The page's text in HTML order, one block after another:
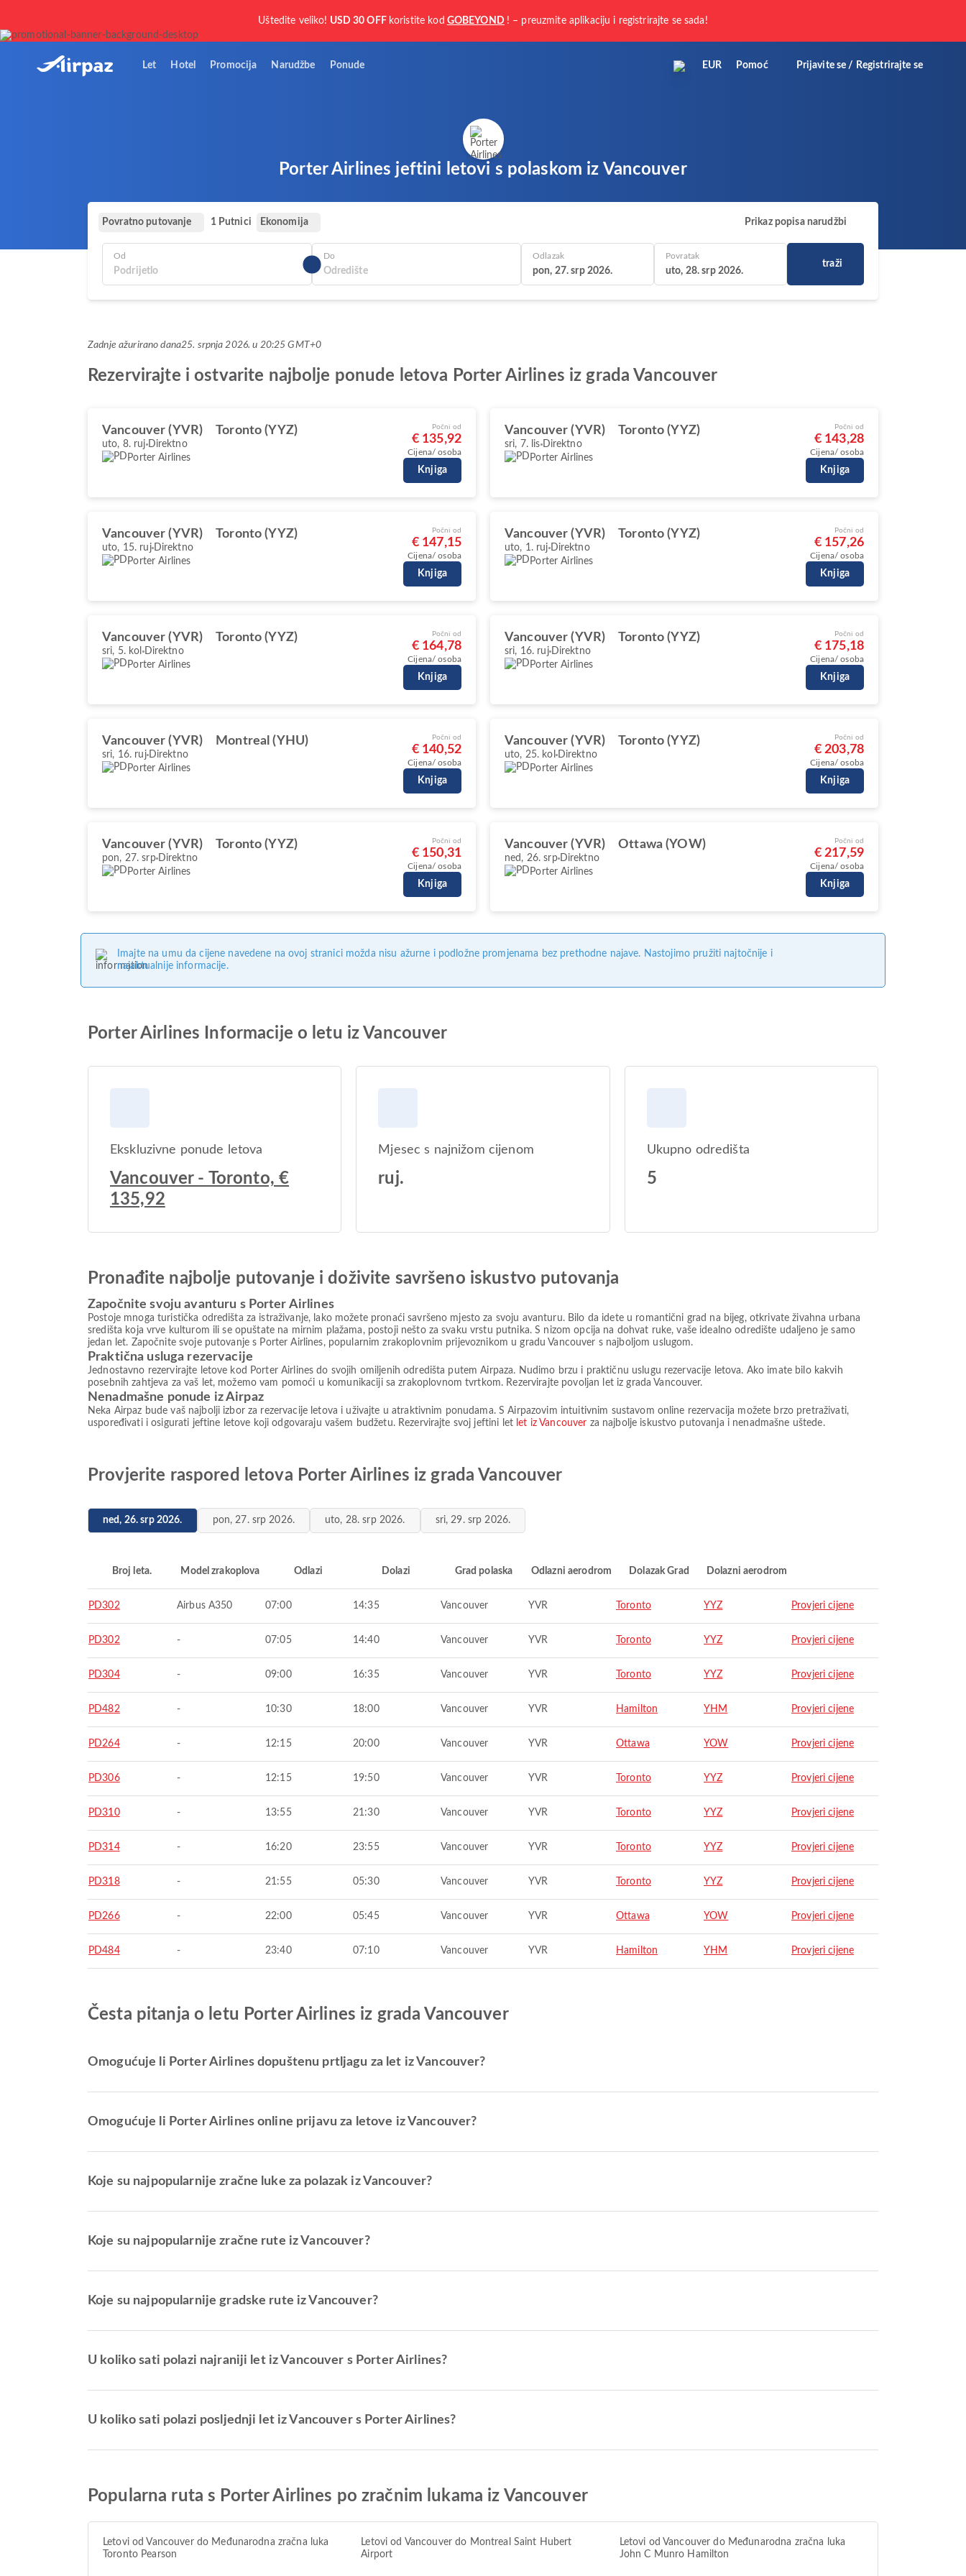
Uštedite veliko! USD 30 OFF koristite kod GOBEYOND ! – preuzmite aplikaciju i registrirajte se sada!
Let Hotel Promocija Narudžbe Ponude EUR Pomoć Prijavite se / Registrirajte se
Porter Airlines jeftini letovi s polaskom iz Vancouver
Povratno putovanje 1 Putnici Ekonomija Prikaz popisa narudžbi
Od Do Odlazak
pon, 27. srp 2026.
Povratak
uto, 28. srp 2026.
traži
Zadnje ažurirano dana25. srpnja 2026. u 20:25 GMT+0
Rezervirajte i ostvarite najbolje ponude letova Porter Airlines iz grada Vancouver
Vancouver (YVR) Toronto (YYZ)
uto, 8. ruj Direktno
Porter Airlines
Počni od
€ 135,92
Cijena/ osoba
Knjiga
Vancouver (YVR) Toronto (YYZ)
sri, 7. lis Direktno
Porter Airlines
Počni od
€ 143,28
Cijena/ osoba
Knjiga
Vancouver (YVR) Toronto (YYZ)
uto, 15. ruj Direktno
Porter Airlines
Počni od
€ 147,15
Cijena/ osoba
Knjiga
Vancouver (YVR) Toronto (YYZ)
uto, 1. ruj Direktno
Porter Airlines
Počni od
€ 157,26
Cijena/ osoba
Knjiga
Vancouver (YVR) Toronto (YYZ)
sri, 5. kol Direktno
Porter Airlines
Počni od
€ 164,78
Cijena/ osoba
Knjiga
Vancouver (YVR) Toronto (YYZ)
sri, 16. ruj Direktno
Porter Airlines
Počni od
€ 175,18
Cijena/ osoba
Knjiga
Vancouver (YVR) Montreal (YHU)
sri, 16. ruj Direktno
Porter Airlines
Počni od
€ 140,52
Cijena/ osoba
Knjiga
Vancouver (YVR) Toronto (YYZ)
uto, 25. kol Direktno
Porter Airlines
Počni od
€ 203,78
Cijena/ osoba
Knjiga
Vancouver (YVR) Toronto (YYZ)
pon, 27. srp Direktno
Porter Airlines
Počni od
€ 150,31
Cijena/ osoba
Knjiga
Vancouver (YVR) Ottawa (YOW)
ned, 26. srp Direktno
Porter Airlines
Počni od
€ 217,59
Cijena/ osoba
Knjiga
Imajte na umu da cijene navedene na ovoj stranici možda nisu ažurne i podložne promjenama bez prethodne najave. Nastojimo pružiti najtočnije i
najaktualnije informacije.
Porter Airlines Informacije o letu iz Vancouver
Ekskluzivne ponude letova
Vancouver - Toronto, €
135,92
Mjesec s najnižom cijenom
ruj.
Ukupno odredišta
5
Pronađite najbolje putovanje i doživite savršeno iskustvo putovanja
Započnite svoju avanturu s Porter Airlines
Postoje mnoga turistička odredišta za istraživanje, lako možete pronaći savršeno mjesto za svoju avanturu. Bilo da idete u romantični grad na bijeg, otkrivate živahna urbana
središta koja vrve kulturom ili se opuštate na mirnim plažama, postoji nešto za svaku vrstu putnika. S nizom opcija na dohvat ruke, vaše idealno odredište udaljeno je samo
jedan let. Započnite svoje putovanje s Porter Airlines, popularnim zrakoplovnim prijevoznikom u gradu Vancouver s najboljom uslugom.
Praktična usluga rezervacije
Jednostavno rezervirajte letove kod Porter Airlines do svojih omiljenih odredišta putem Airpaza. Nudimo brzu i praktičnu uslugu rezervacije letova. Ako imate bilo kakvih
posebnih zahtjeva za vaš let, možemo vam pomoći u komunikaciji sa zrakoplovnom tvrtkom. Rezervirajte povoljan let iz grada Vancouver.
Nenadmašne ponude iz Airpaz
Neka Airpaz bude vaš najbolji izbor za rezervacije letova i uživajte u atraktivnim ponudama. S Airpazovim intuitivnim sustavom online rezervacija možete brzo pretraživati,
uspoređivati i osigurati jeftine letove koji odgovaraju vašem budžetu. Rezervirajte svoj jeftini let let iz Vancouver za najbolje iskustvo putovanja i nenadmašne uštede.
Provjerite raspored letova Porter Airlines iz grada Vancouver
ned, 26. srp 2026. pon, 27. srp 2026. uto, 28. srp 2026. sri, 29. srp 2026.
Broj leta. Model zrakoplova Odlazi Dolazi Grad polaska Odlazni aerodrom Dolazak Grad Dolazni aerodrom
PD302 Airbus A350 07:00 14:35 Vancouver YVR Toronto YYZ Provjeri cijene
PD302 - 07:05 14:40 Vancouver YVR Toronto YYZ Provjeri cijene
PD304 - 09:00 16:35 Vancouver YVR Toronto YYZ Provjeri cijene
PD482 - 10:30 18:00 Vancouver YVR Hamilton YHM Provjeri cijene
PD264 - 12:15 20:00 Vancouver YVR Ottawa YOW Provjeri cijene
PD306 - 12:15 19:50 Vancouver YVR Toronto YYZ Provjeri cijene
PD310 - 13:55 21:30 Vancouver YVR Toronto YYZ Provjeri cijene
PD314 - 16:20 23:55 Vancouver YVR Toronto YYZ Provjeri cijene
PD318 - 21:55 05:30 Vancouver YVR Toronto YYZ Provjeri cijene
PD266 - 22:00 05:45 Vancouver YVR Ottawa YOW Provjeri cijene
PD484 - 23:40 07:10 Vancouver YVR Hamilton YHM Provjeri cijene
Česta pitanja o letu Porter Airlines iz grada Vancouver
Omogućuje li Porter Airlines dopuštenu prtljagu za let iz Vancouver?
Omogućuje li Porter Airlines online prijavu za letove iz Vancouver?
Koje su najpopularnije zračne luke za polazak iz Vancouver?
Koje su najpopularnije zračne rute iz Vancouver?
Koje su najpopularnije gradske rute iz Vancouver?
U koliko sati polazi najraniji let iz Vancouver s Porter Airlines?
U koliko sati polazi posljednji let iz Vancouver s Porter Airlines?
Popularna ruta s Porter Airlines po zračnim lukama iz Vancouver
Letovi od Vancouver do Međunarodna zračna luka
Toronto Pearson
Letovi od Vancouver do Montreal Saint Hubert
Airport
Letovi od Vancouver do Međunarodna zračna luka
John C Munro Hamilton